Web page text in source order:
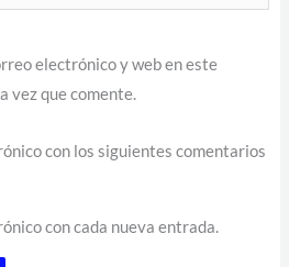
electrónico y web en este
vez que comente.
con los siguientes comentarios
con cada nueva entrada.